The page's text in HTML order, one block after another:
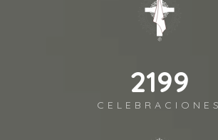
2443
CELEBRACIONES